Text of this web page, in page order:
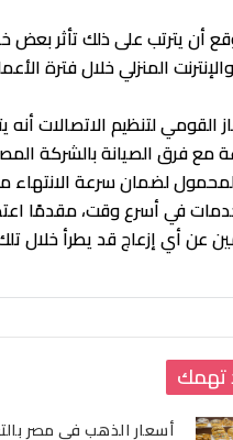
أن يترتب على ذلك تأثر بعض
المنزلي خلال فترة
القومي لتنظيم الاتصالات
مع فرق الصيانة بالشركة
لضمان سرعة الانتهاء
في أسرع وقت، مقدمًا
عن أي إزعاج قد يطرأ خلال
تهمك
أسعار الذهب في مصر